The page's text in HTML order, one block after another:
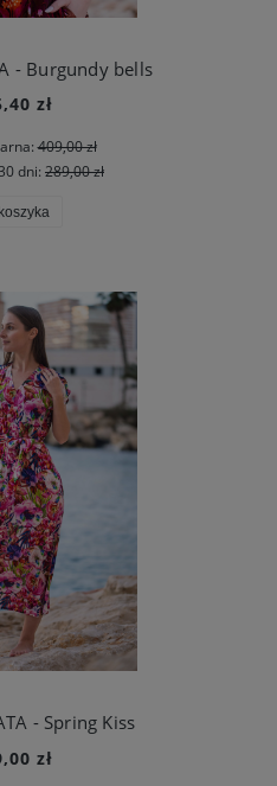
- Burgundy bells
zł
409,00 zł
dni: 289,00 zł
- Spring Kiss
zł